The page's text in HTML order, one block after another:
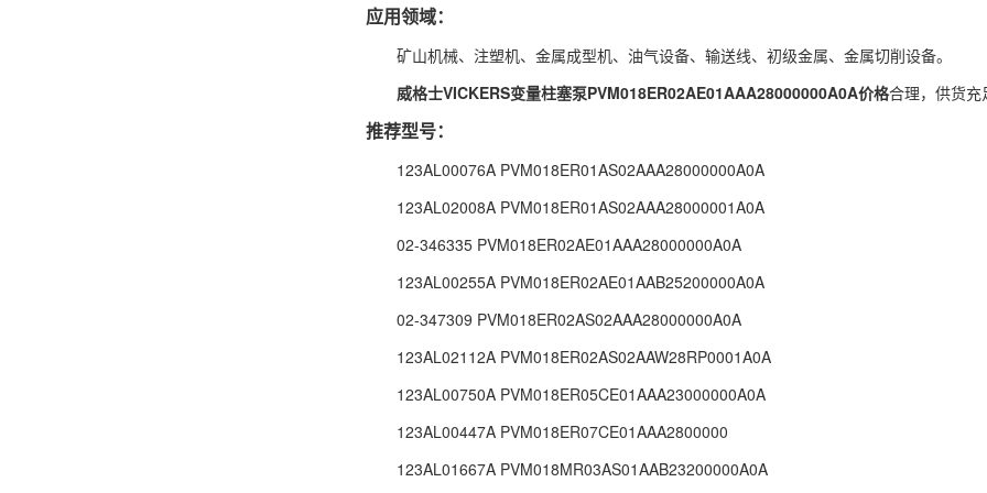
应用领域：
矿山机械、注塑机、金属成型机、油气设备、输送线、初级金属、金属切削设备。
威格士VICKERS变量柱塞泵PVM018ER02AE01AAA28000000A0A价格合理，供货充
推荐型号：
123AL00076A PVM018ER01AS02AAA28000000A0A
123AL02008A PVM018ER01AS02AAA28000001A0A
02-346335 PVM018ER02AE01AAA28000000A0A
123AL00255A PVM018ER02AE01AAB25200000A0A
02-347309 PVM018ER02AS02AAA28000000A0A
123AL02112A PVM018ER02AS02AAW28RP0001A0A
123AL00750A PVM018ER05CE01AAA23000000A0A
123AL00447A PVM018ER07CE01AAA2800000
123AL01667A PVM018MR03AS01AAB23200000A0A